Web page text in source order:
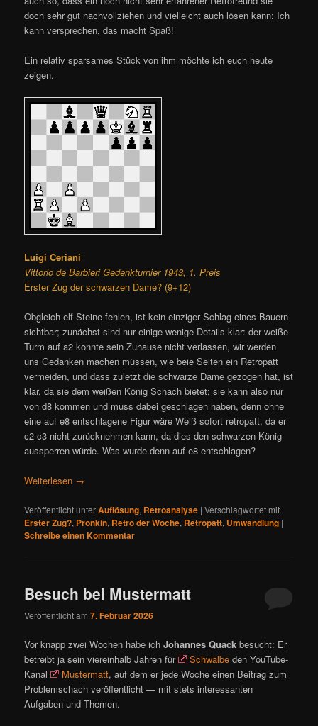
doch sehr gut nachvollziehen und vielleicht auch lösen kann: Ich
kann versprechen, das macht Spaß!
Ein relativ sparsames Stück von ihm möchte ich euch heute
zeigen.
Luigi Ceriani
Vittorio de Barbieri Gedenkturnier 1943, 1. Preis
Erster Zug der schwarzen Dame? (9+12)
Obgleich elf Steine fehlen, ist kein einziger Schlag eines Bauern
sichtbar; zunächst sind nur einige wenige Details klar: der weiße
Turm auf a2 konnte sein Zuhause nicht verlassen, wir werden
uns Gedanken machen müssen, wie beie Seiten ein Retropatt
vermeiden, und dass zuletzt die schwarze Dame gezogen hat, ist
klar, da sie dem weißen König Schach bietet; sie kann also nur
von d8 kommen und muss dabei geschlagen haben, denn ohne
eine auf e8 entschlagene Figur wäre Weiß sofort retropatt, da er
c2-c3 nicht zurücknehmen kann, da dies den schwarzen König
aussperren würde. Was wurde denn auf e8 entschlagen?
Weiterlesen →
Veröffentlicht unterAuflösung, Retroanalyse |Verschlagwortet mit
Erster Zug?, Pronkin, Retro der Woche, Retropatt, Umwandlung |
Schreibe einen Kommentar
Besuch bei Mustermatt
Veröffentlicht am7. Februar 2026
Vor knapp zwei Wochen habe ichJohannes Quack besucht: Er
betreibt ja sein viereinhalb Jahren für
Schwalbe den YouTube-
Kanal
Mustermatt, auf dem er jede Woche einen Beitrag zum
Problemschach veröffentlicht — mit stets interessanten
Aufgaben und Themen.